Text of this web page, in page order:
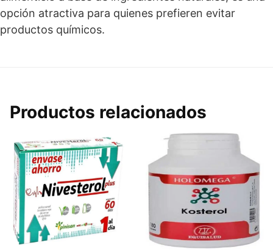
opción atractiva para quienes prefieren evitar
productos químicos.
Productos relacionados